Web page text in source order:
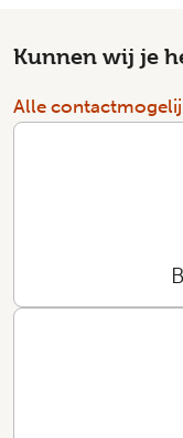
Kunnen wij je
Alle